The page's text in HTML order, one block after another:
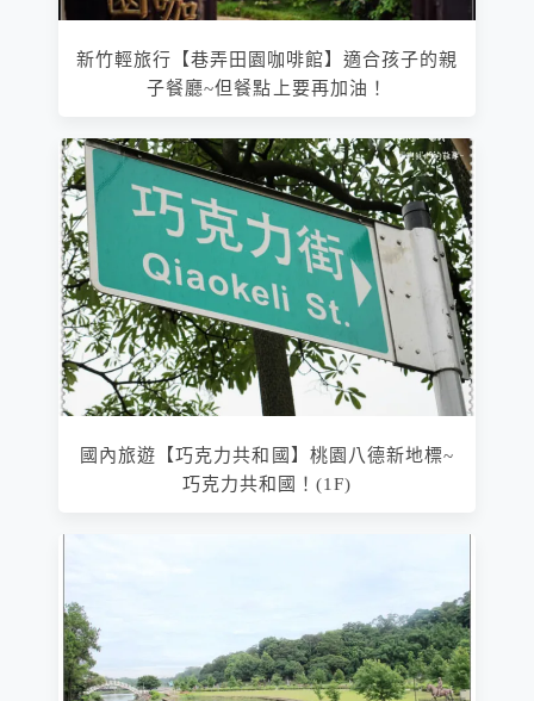
新竹輕旅行【巷弄田園咖啡館】適合孩子的親
子餐廳~但餐點上要再加油！
國內旅遊【巧克力共和國】桃園八德新地標~
巧克力共和國！(1F)